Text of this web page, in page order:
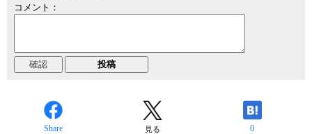
コメント：
Share 見る 0